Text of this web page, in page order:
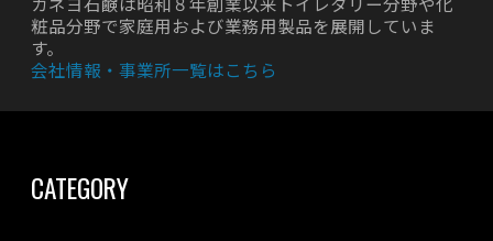
粧品分野で家庭用および業務用製品を展開していま
す。
会社情報・事業所一覧はこちら
CATEGORY